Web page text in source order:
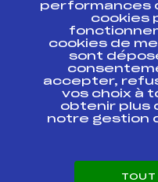
Pass’Neige
Projet sportif
Projet de
Antidopage
Pôle
Scientifique
Listes
Pôle vie de
performances
cookies
cookies de
sont
accepter,
vos choix à
obtenir plus
notre gestion